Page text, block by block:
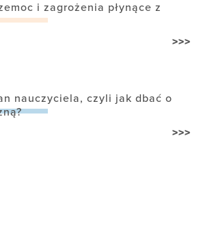
i zagrożenia płynące z
>>>
nauczyciela, czyli jak dbać o
>>>